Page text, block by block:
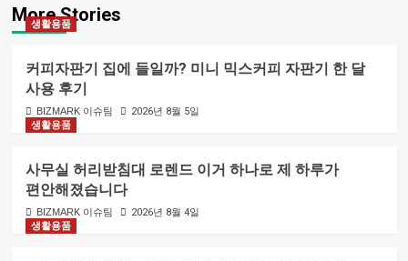
More Stories
생활용품
커피자판기 집에 들일까? 미니 믹스커피 자판기 한 달
사용 후기
BIZMARK 이슈팀
2026년 8월 5일
생활용품
사무실 허리받침대 로렌드 이거 하나로 제 하루가
편안해졌습니다
BIZMARK 이슈팀
2026년 8월 4일
생활용품